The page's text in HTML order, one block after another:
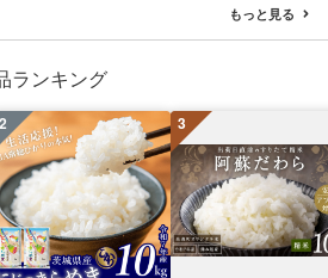
もっと見る
ランキング
2 3